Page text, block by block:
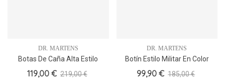
DR. MARTENS
Botas De Caña Alta Estilo
Militar
119,00 € 219,00 €
DR. MARTENS
Botín Estilo Militar En Color
Blanco
99,90 € 185,00 €